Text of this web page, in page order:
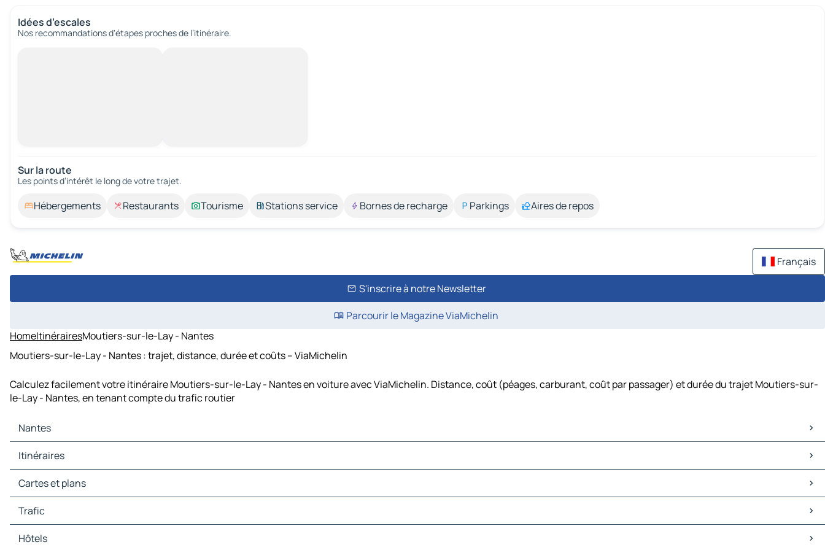
Idées d’escales
Nos recommandations d'étapes proches de l’itinéraire.
Sur la route
Les points d’intérêt le long de votre trajet.
Hébergements Restaurants Tourisme Stations service Bornes de recharge Parkings Aires de repos
Français
S'inscrire à notre Newsletter
Parcourir le Magazine ViaMichelin
HomeItinérairesMoutiers-sur-le-Lay - Nantes
Moutiers-sur-le-Lay - Nantes : trajet, distance, durée et coûts – ViaMichelin
Calculez facilement votre itinéraire Moutiers-sur-le-Lay - Nantes en voiture avec ViaMichelin. Distance, coût (péages, carburant, coût par passager) et durée du trajet Moutiers-sur-
le-Lay - Nantes, en tenant compte du trafic routier
Nantes
Nantes Cartes et plans
Nantes Trafic
Nantes Hôtels
Nantes Restaurants
Nantes Stations-service
Itinéraires
Itinéraires Nantes - Rennes
Itinéraires Nantes - La Roche-sur-Yon
Itinéraires Nantes - Angers
Itinéraires Nantes - Vannes
Itinéraires Nantes - Laval
Itinéraires Nantes - La Rochelle
Cartes et plans
Cartes et plans Rennes
Cartes et plans La Roche-sur-Yon
Cartes et plans Angers
Cartes et plans Vannes
Trafic
Trafic Rennes
Trafic La Roche-sur-Yon
Hôtels